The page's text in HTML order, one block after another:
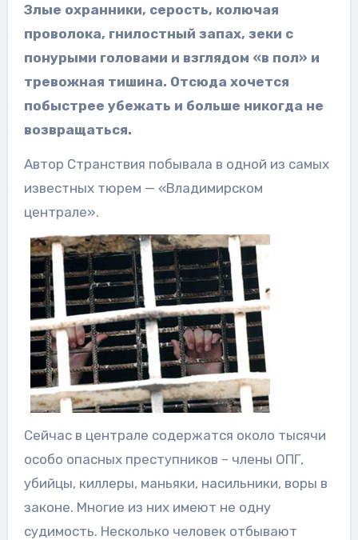
Злые охранники, серость, колючая
проволока, гнилостный запах, зеки с
понурыми головами и взглядом «в пол» и
тревожная тишина. Отсюда хочется
побыстрее убежать и больше никогда не
возвращаться.
Автор Странствия побывала в одной из самых
известных тюрем — «Владимирском
централе».
Сейчас в централе содержатся около тысячи
особо опасных преступников – члены ОПГ,
убийцы, киллеры, маньяки, насильники, воры в
законе. Многие из них имеют не одну
судимость. Несколько человек отбывают